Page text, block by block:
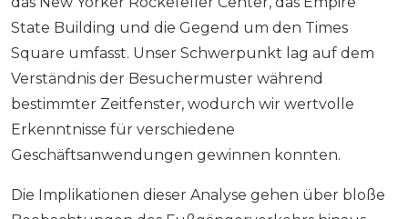
State Building und die Gegend um den Times
Square umfasst. Unser Schwerpunkt lag auf dem
Verständnis der Besuchermuster während
bestimmter Zeitfenster, wodurch wir wertvolle
Erkenntnisse für verschiedene
Geschäftsanwendungen gewinnen konnten.
Die Implikationen dieser Analyse gehen über bloße